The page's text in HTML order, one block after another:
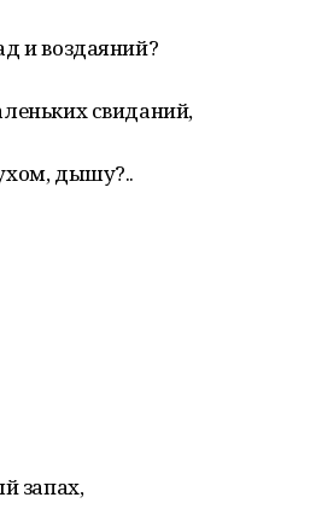
и воздаяний?
свиданий,
дышу?..
запах,